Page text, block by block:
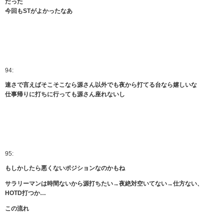
だった
今回もSTがよかったなあ
94:
速さで言えばそこそこなら源さん以外でも夜から打てる台なら嬉しいな
仕事帰りに打ちに行っても源さん座れないし
95:
もしかしたら悪くないポジションなのかもね
サラリーマンは時間ないから源打ちたい→夜絶対空いてない→仕方ない、
HOTD打つか…
この流れ